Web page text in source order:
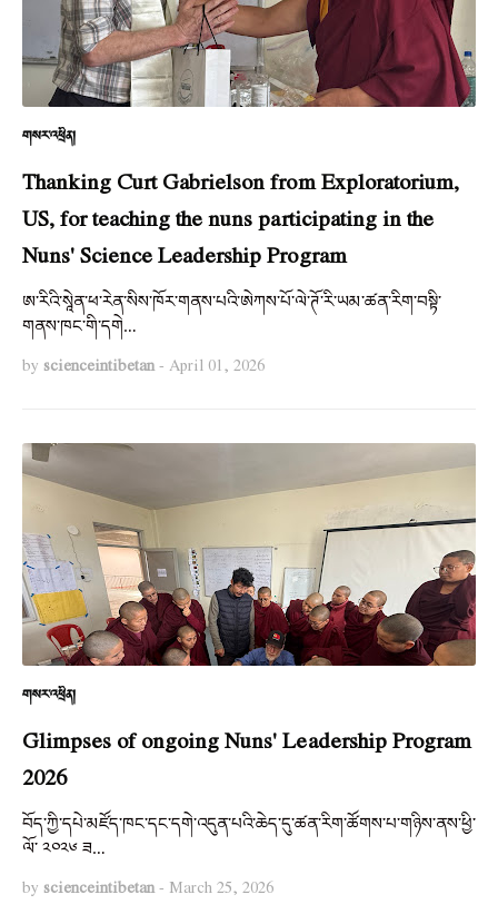
གསར་འཕྲིན།
Thanking Curt Gabrielson from Exploratorium,
US, for teaching the nuns participating in the
Nuns' Science Leadership Program
ཨ་རིའི་སཱེན་ཕ་རེན་སིས་ཁོར་གནས་པའི་ཨེཀས་པོ་ལེ་ཊོ་རི་ཡམ་ཚན་རིག་བསྟི་
གནས་ཁང་གི་དགེ…
by scienceintibetan- April 01, 2026
གསར་འཕྲིན།
Glimpses of ongoing Nuns' Leadership Program
2026
བོད་ཀྱི་དཔེ་མཛོད་ཁང་དང་དགེ་འདུན་པའི་ཆེད་དུ་ཚན་རིག་ཚོགས་པ་གཉིས་ནས་ཕྱི་
ལོ་ ༢༠༢༦ ཟ…
by scienceintibetan- March 25, 2026